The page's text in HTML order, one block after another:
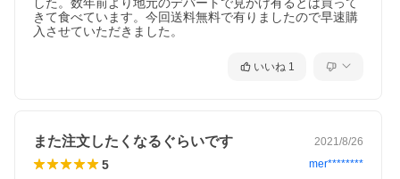
した。数年前より地元のデパートで見かけ有るとは買って
きて食べています。今回送料無料で有りましたので早速購
入させていただきました。
いいね 1
また注文したくなるぐらいです 2021/8/26
5 mer********